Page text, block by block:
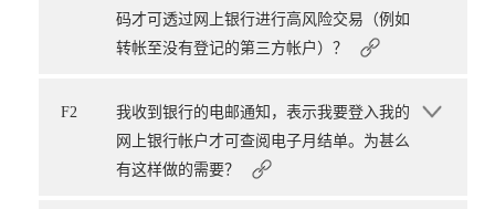
码才可透过网上银行进行高风险交易（例如
转帐至没有登记的第三方帐户）？
F2
我收到银行的电邮通知，表示我要登入我的
网上银行帐户才可查阅电子月结单。为甚么
有这样做的需要？